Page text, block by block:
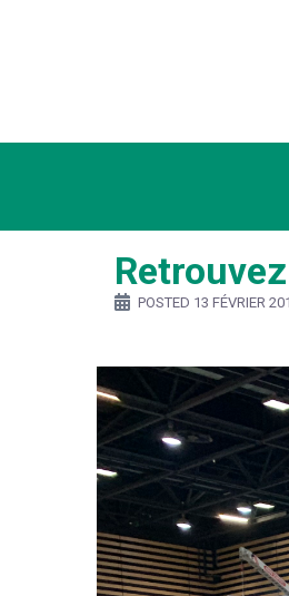
POSTED 13 FÉVRIER